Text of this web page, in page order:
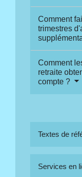
Comment
trimestres
Comment
retraite
compte ?
Textes de
Services en